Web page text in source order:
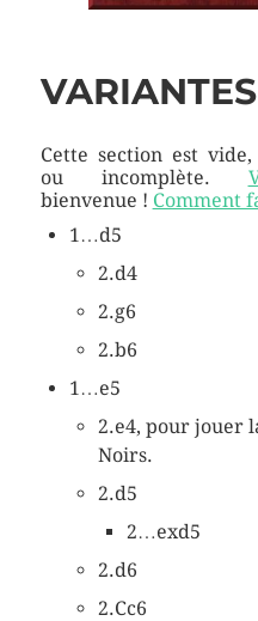
VARIANTES
Cette section est
ou incomplète.
bienvenue ! Comment
1…d5
2.d4
2.g6
2.b6
1…e5
2.e4, pour jouer
Noirs.
2.d5
2…exd5
2.d6
2.Cc6